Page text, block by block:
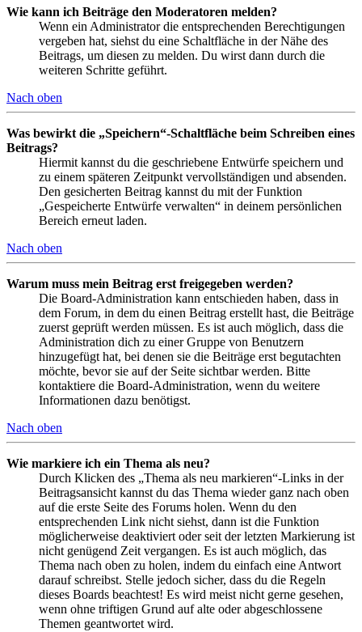
Wie kann ich Beiträge den Moderatoren melden?
Wenn ein Administrator die entsprechenden Berechtigungen
vergeben hat, siehst du eine Schaltfläche in der Nähe des
Beitrags, um diesen zu melden. Du wirst dann durch die
weiteren Schritte geführt.
Nach oben
Was bewirkt die „Speichern“-Schaltfläche beim Schreiben eines
Beitrags?
Hiermit kannst du die geschriebene Entwürfe speichern und
zu einem späteren Zeitpunkt vervollständigen und absenden.
Den gesicherten Beitrag kannst du mit der Funktion
„Gespeicherte Entwürfe verwalten“ in deinem persönlichen
Bereich erneut laden.
Nach oben
Warum muss mein Beitrag erst freigegeben werden?
Die Board-Administration kann entschieden haben, dass in
dem Forum, in dem du einen Beitrag erstellt hast, die Beiträge
zuerst geprüft werden müssen. Es ist auch möglich, dass die
Administration dich zu einer Gruppe von Benutzern
hinzugefügt hat, bei denen sie die Beiträge erst begutachten
möchte, bevor sie auf der Seite sichtbar werden. Bitte
kontaktiere die Board-Administration, wenn du weitere
Informationen dazu benötigst.
Nach oben
Wie markiere ich ein Thema als neu?
Durch Klicken des „Thema als neu markieren“-Links in der
Beitragsansicht kannst du das Thema wieder ganz nach oben
auf die erste Seite des Forums holen. Wenn du den
entsprechenden Link nicht siehst, dann ist die Funktion
möglicherweise deaktiviert oder seit der letzten Markierung ist
nicht genügend Zeit vergangen. Es ist auch möglich, das
Thema nach oben zu holen, indem du einfach eine Antwort
darauf schreibst. Stelle jedoch sicher, dass du die Regeln
dieses Boards beachtest! Es wird meist nicht gerne gesehen,
wenn ohne triftigen Grund auf alte oder abgeschlossene
Themen geantwortet wird.